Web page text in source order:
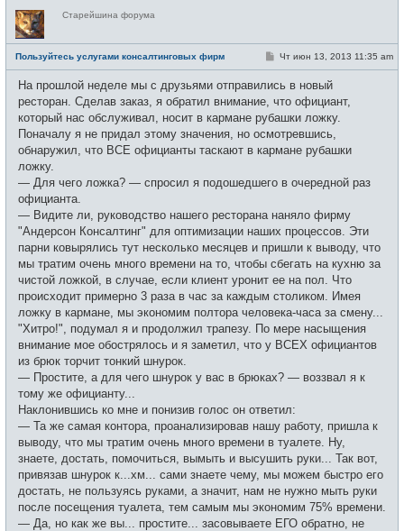
Н
е
в
с
е
т
и
Старейшина форума
Пользуйтесь услугами консалтинговых фирм
С
б
щ
н
и
Чт июн 13, 2013 11:35 am
На прошлой неделе мы с друзьями отправились в новый
ресторан. Сделав заказ, я обратил внимание, что официант,
который нас обслуживал, носит в кармане рубашки ложку.
Поначалу я не придал этому значения, но осмотревшись,
обнаружил, что ВСЕ официанты таскают в кармане рубашки
ложку.
— Для чего ложка? — спросил я подошедшего в очередной раз
официанта.
— Видите ли, руководство нашего ресторана наняло фирму
"Андерсон Консалтинг" для оптимизации наших процессов. Эти
парни ковырялись тут несколько месяцев и пришли к выводу, что
мы тратим очень много времени на то, чтобы сбегать на кухню за
чистой ложкой, в случае, если клиент уронит ее на пол. Что
происходит примерно 3 раза в час за каждым столиком. Имея
ложку в кармане, мы экономим полтора человека-часа за смену...
"Хитро!", подумал я и продолжил трапезу. По мере насыщения
внимание мое обострялось и я заметил, что у ВСЕХ официантов
из брюк торчит тонкий шнурок.
— Простите, а для чего шнурок у вас в брюках? — воззвал я к
тому же официанту...
Наклонившись ко мне и понизив голос он ответил:
— Та же самая контора, проанализировав нашу работу, пришла к
выводу, что мы тратим очень много времени в туалете. Ну,
знаете, достать, помочиться, вымыть и высушить руки... Так вот,
привязав шнурок к...хм... сами знаете чему, мы можем быстро его
достать, не пользуясь руками, а значит, нам не нужно мыть руки
после посещения туалета, тем самым мы экономим 75% времени.
— Да, но как же вы... простите... засовываете ЕГО обратно, не